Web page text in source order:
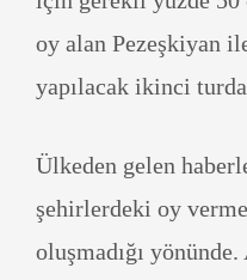
oy alan Pezeşkiyan
yapılacak ikinci
Ülkeden gelen
şehirlerdeki oy
oluşmadığı yönünde.